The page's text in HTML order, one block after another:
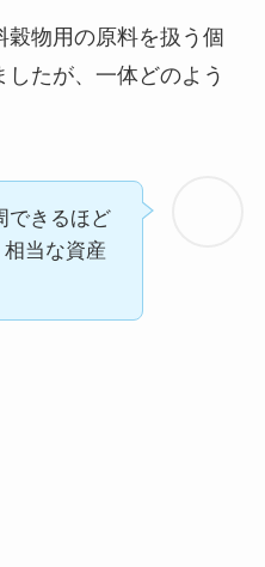
物用の原料を扱う個
たが、一体どのよう
できるほど
当な資産